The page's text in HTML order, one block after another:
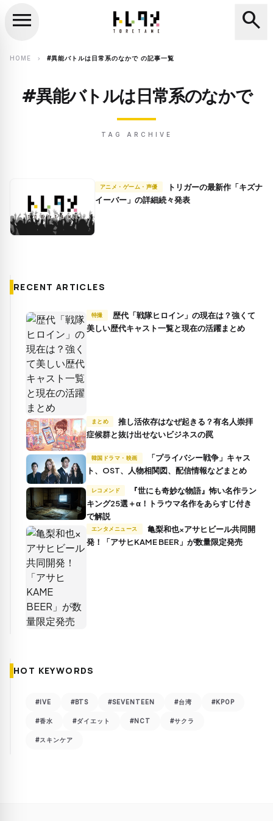
search
menu search
HOME chevron_right #異能バトルは日常系のなかで の記事一覧
#異能バトルは日常系のなかで
TAG ARCHIVE
アニメ・ゲーム・声優
イーバー」の詳細続々発表
RECENT ARTICLES
特撮
美しい歴代キャスト一覧と現在の活躍まとめ
まとめ
推し活依存はなぜ起きる？有名人崇拝
症候群と抜け出せないビジネスの罠
韓国ドラマ・映画
ト、OST、人物相関図、配信情報などまとめ
レコメンド
キング25選＋α！トラウマ名作をあらすじ付き
で解説
エンタメニュース
発！「アサヒKAME BEER」が数量限定発売
HOT KEYWORDS
#IVE #BTS #SEVENTEEN #台湾 #KPOP
#香水 #ダイエット #NCT #サクラ
#スキンケア